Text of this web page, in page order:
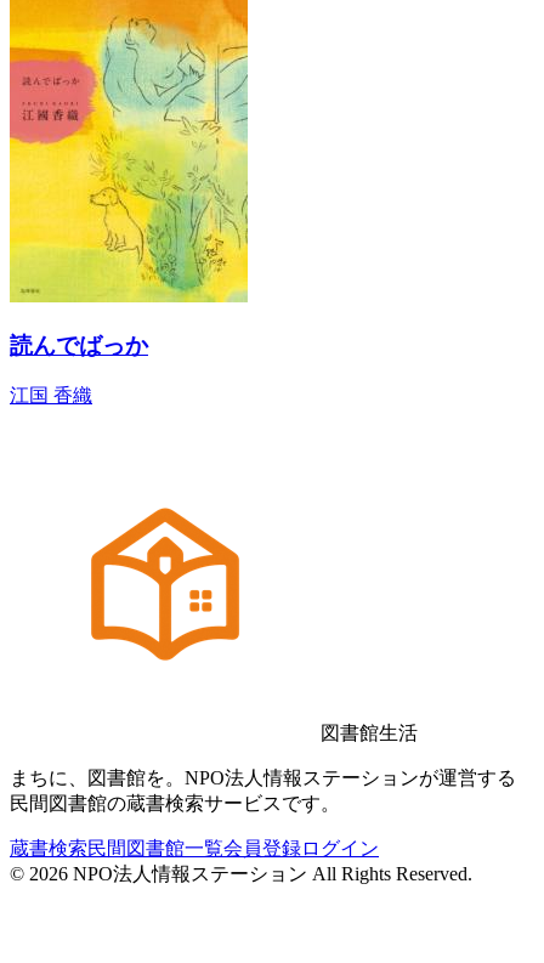
読んでばっか
江国 香織
図書館生活
まちに、図書館を。NPO法人情報ステーションが運営する
民間図書館の蔵書検索サービスです。
蔵書検索民間図書館一覧会員登録ログイン
© 2026 NPO法人情報ステーション All Rights Reserved.